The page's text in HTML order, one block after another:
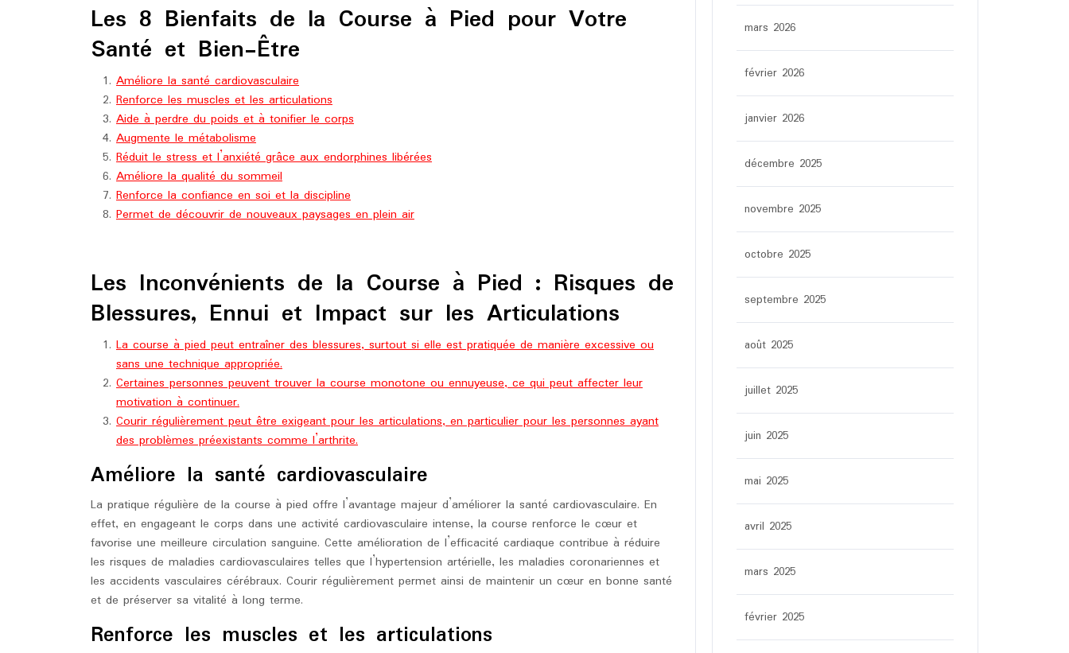
Les 8 Bienfaits de la Course à Pied pour Votre
Santé et Bien-Être
Améliore la santé cardiovasculaire
Renforce les muscles et les articulations
Aide à perdre du poids et à tonifier le corps
Augmente le métabolisme
Réduit le stress et l’anxiété grâce aux endorphines libérées
Améliore la qualité du sommeil
Renforce la confiance en soi et la discipline
Permet de découvrir de nouveaux paysages en plein air
Les Inconvénients de la Course à Pied : Risques de
Blessures, Ennui et Impact sur les Articulations
La course à pied peut entraîner des blessures, surtout si elle est pratiquée de manière excessive ou
sans une technique appropriée.
Certaines personnes peuvent trouver la course monotone ou ennuyeuse, ce qui peut affecter leur
motivation à continuer.
Courir régulièrement peut être exigeant pour les articulations, en particulier pour les personnes ayant
des problèmes préexistants comme l’arthrite.
Améliore la santé cardiovasculaire
La pratique régulière de la course à pied offre l’avantage majeur d’améliorer la santé cardiovasculaire. En
effet, en engageant le corps dans une activité cardiovasculaire intense, la course renforce le cœur et
favorise une meilleure circulation sanguine. Cette amélioration de l’efficacité cardiaque contribue à réduire
les risques de maladies cardiovasculaires telles que l’hypertension artérielle, les maladies coronariennes et
les accidents vasculaires cérébraux. Courir régulièrement permet ainsi de maintenir un cœur en bonne santé
et de préserver sa vitalité à long terme.
Renforce les muscles et les articulations
mars 2026
février 2026
janvier 2026
décembre 2025
novembre 2025
octobre 2025
septembre 2025
août 2025
juillet 2025
juin 2025
mai 2025
avril 2025
mars 2025
février 2025